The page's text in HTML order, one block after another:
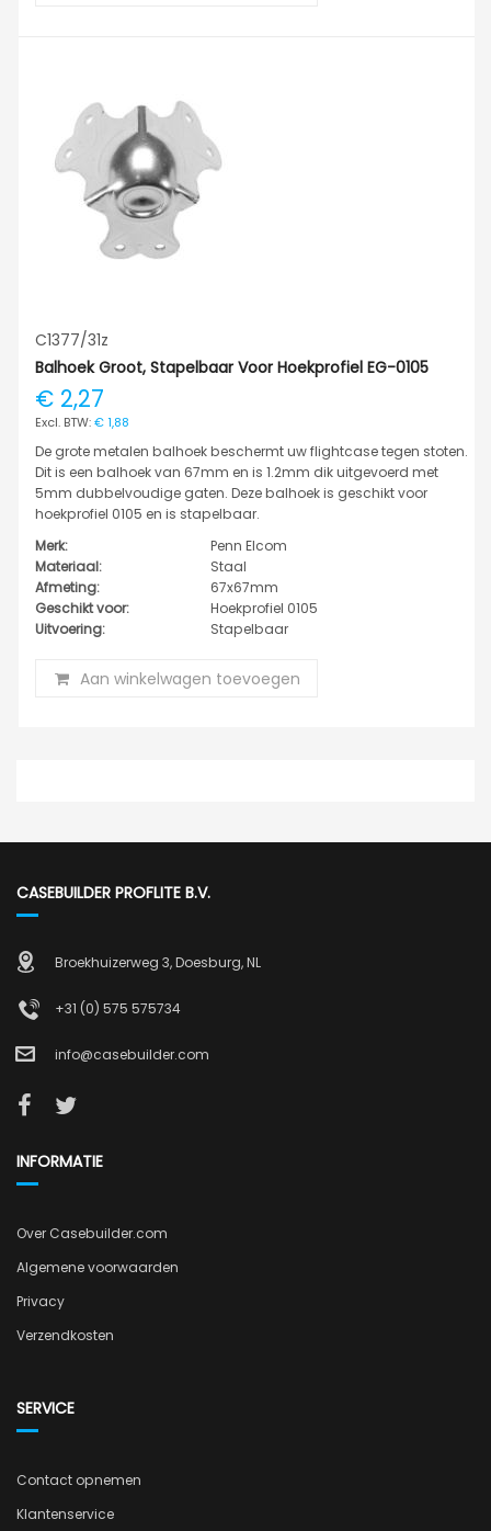
C1377/31z
Balhoek Groot, Stapelbaar Voor Hoekprofiel EG-0105
€ 2,27
€ 1,88
De grote metalen balhoek beschermt uw flightcase tegen stoten.
Dit is een balhoek van 67mm en is 1.2mm dik uitgevoerd met
5mm dubbelvoudige gaten. Deze balhoek is geschikt voor
hoekprofiel 0105 en is stapelbaar.
Merk:
Penn Elcom
Materiaal:
Staal
Afmeting:
67x67mm
Geschikt voor:
Hoekprofiel 0105
Uitvoering:
Stapelbaar
Aan winkelwagen toevoegen
CASEBUILDER PROFLITE B.V.
Broekhuizerweg 3, Doesburg, NL
+31 (0) 575 575734
info@casebuilder.com
INFORMATIE
Over Casebuilder.com
Algemene voorwaarden
Privacy
Verzendkosten
SERVICE
Contact opnemen
Klantenservice